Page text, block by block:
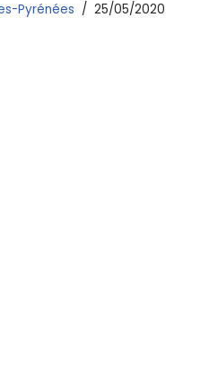
Pyrénées 25/05/2020